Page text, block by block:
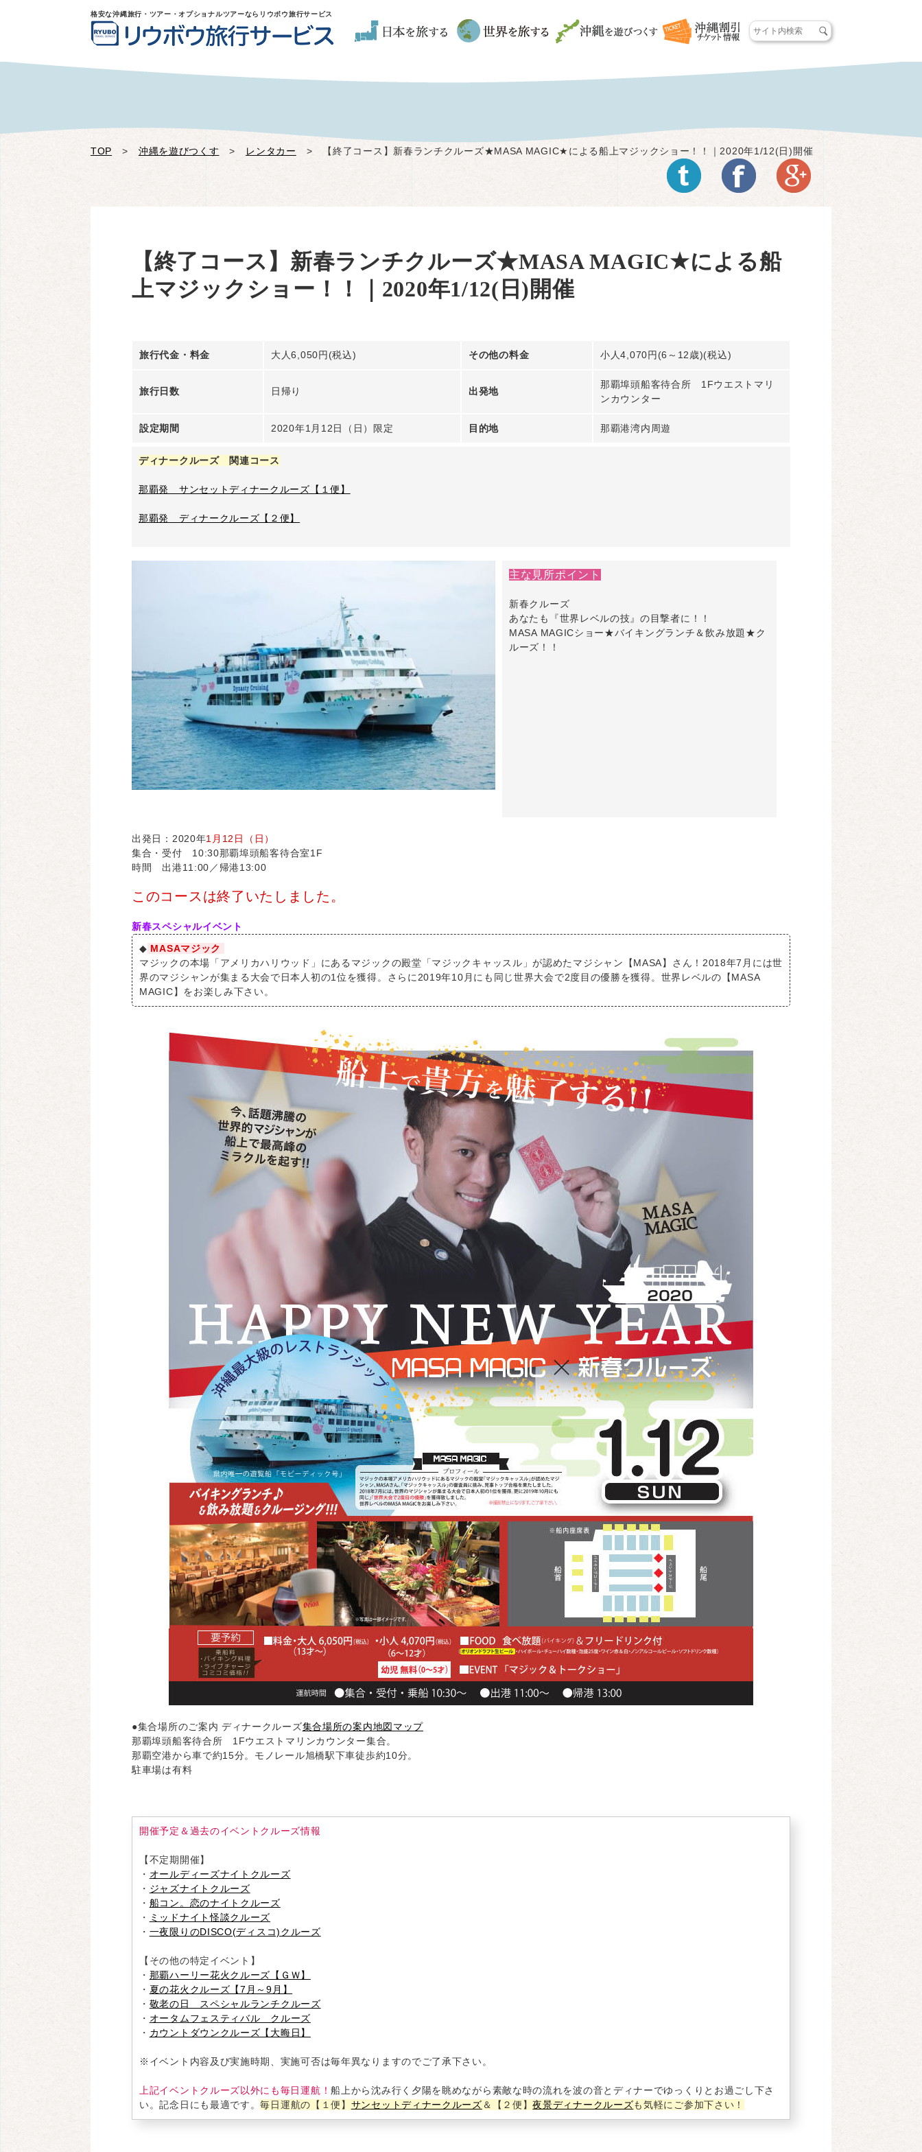
格安な沖縄旅行・ツアー・オプショナルツアーならリウボウ旅行サービス
TOP > 沖縄を遊びつくす > レンタカー > 【終了コース】新春ランチクルーズ★MASA MAGIC★による船上マジックショー！！｜2020年1/12(日)開催
【終了コース】新春ランチクルーズ★MASA MAGIC★による船
上マジックショー！！｜2020年1/12(日)開催
旅行代金・料金 大人6,050円(税込) その他の料金 小人4,070円(6～12歳)(税込)
旅行日数 日帰り 出発地
那覇埠頭船客待合所 1Fウエストマリ
ンカウンター
設定期間 2020年1月12日（日）限定 目的地 那覇港湾内周遊
ディナークルーズ 関連コース
那覇発 サンセットディナークルーズ【１便】
那覇発 ディナークルーズ【２便】
主な見所ポイント
新春クルーズ
あなたも『世界レベルの技』の目撃者に！！
MASA MAGICショー★バイキングランチ＆飲み放題★ク
ルーズ！！
出発日：2020年1月12日（日）
集合・受付 10:30那覇埠頭船客待合室1F
時間 出港11:00／帰港13:00
このコースは終了いたしました。
新春スペシャルイベント
◆ MASAマジック
マジックの本場「アメリカハリウッド」にあるマジックの殿堂「マジックキャッスル」が認めたマジシャン【MASA】さん！2018年7月には世
界のマジシャンが集まる大会で日本人初の1位を獲得。さらに2019年10月にも同じ世界大会で2度目の優勝を獲得。世界レベルの【MASA
MAGIC】をお楽しみ下さい。
●集合場所のご案内 ディナークルーズ集合場所の案内地図マップ
那覇埠頭船客待合所 1Fウエストマリンカウンター集合。
那覇空港から車で約15分。モノレール旭橋駅下車徒歩約10分。
駐車場は有料
開催予定＆過去のイベントクルーズ情報
【不定期開催】
・ オールディーズナイトクルーズ
・ ジャズナイトクルーズ
・ 船コン。恋のナイトクルーズ
・ ミッドナイト怪談クルーズ
・ 一夜限りのDISCO(ディスコ)クルーズ
【その他の特定イベント】
・ 那覇ハーリー花火クルーズ【ＧＷ】
・ 夏の花火クルーズ【7月～9月】
・ 敬老の日 スペシャルランチクルーズ
・ オータムフェスティバル クルーズ
・ カウントダウンクルーズ【大晦日】
※イベント内容及び実施時期、実施可否は毎年異なりますのでご了承下さい。
上記イベントクルーズ以外にも毎日運航！船上から沈み行く夕陽を眺めながら素敵な時の流れを波の音とディナーでゆっくりとお過ごし下さ
い。記念日にも最適です。毎日運航の【１便】 サンセットディナークルーズ ＆【２便】夜景ディナークルーズも気軽にご参加下さい！